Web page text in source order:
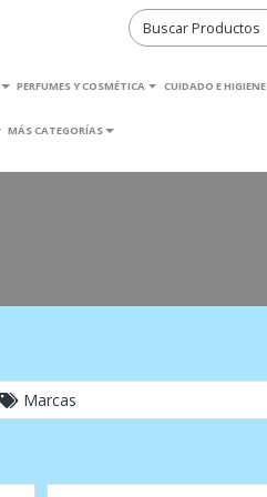
PERFUMES Y COSMÉTICA CUIDADO E HIGIENE
MÁS CATEGORÍAS
Marcas